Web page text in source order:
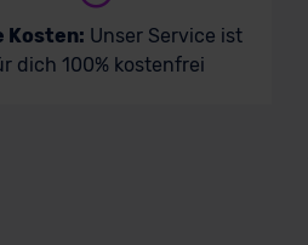
Kosten: Unser Service ist
dich 100% kostenfrei